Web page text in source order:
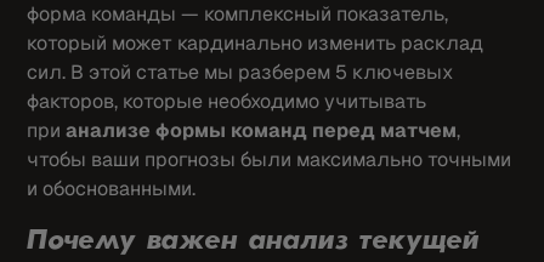
форма команды — комплексный показатель,
который может кардинально изменить расклад
сил. В этой статье мы разберем 5 ключевых
факторов, которые необходимо учитывать
при анализе формы команд перед матчем,
чтобы ваши прогнозы были максимально точными
и обоснованными.
Почему важен анализ текущей